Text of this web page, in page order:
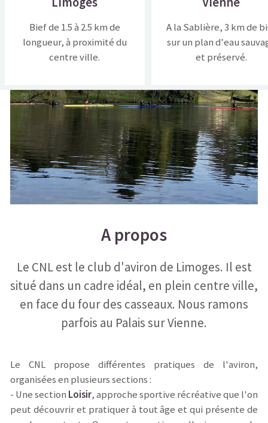
Bief de 1.5 à 2.5 km de
longueur, à proximité du
centre ville.
A la Sablière, 3 km de
sur un plan d'eau
et préservé.
A propos
Le CNL est le club d'aviron de Limoges. Il est
situé dans un cadre idéal, en plein centre ville,
en face du four des casseaux. Nous ramons
parfois au Palais sur Vienne.
Le CNL propose différentes pratiques de l'aviron,
organisées en plusieurs sections :
- Une section Loisir, approche sportive récréative que l'on
peut découvrir et pratiquer à tout âge et qui présente de